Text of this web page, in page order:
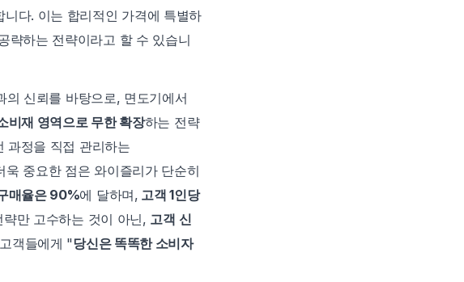
다. 이는 합리적인 가격에 특별하
략하는 전략이라고 할 수 있습니
신뢰를 바탕으로, 면도기에서
비재 영역으로 무한 확장하는 전략
과정을 직접 관리하는
중요한 점은 와이즐리가 단순히
매율은 90%에 달하며, 고객 1인당
만 고수하는 것이 아닌, 고객 신
객들에게 "당신은 똑똑한 소비자